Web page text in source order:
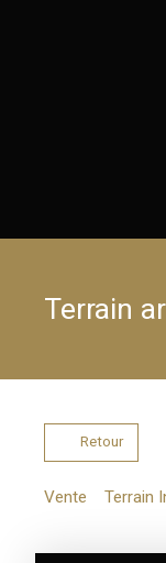
Terrain
Retour
Vente Terrain